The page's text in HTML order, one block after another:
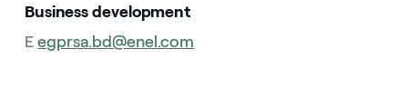
Business development
E egprsa.bd@enel.com